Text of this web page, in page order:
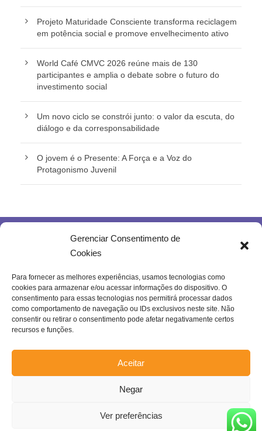
Gerenciar Consentimento de
Cookies
Para fornecer as melhores experiências, usamos tecnologias como
cookies para armazenar e/ou acessar informações do dispositivo. O
consentimento para essas tecnologias nos permitirá processar dados
como comportamento de navegação ou IDs exclusivos neste site. Não
consentir ou retirar o consentimento pode afetar negativamente certos
recursos e funções.
Aceitar
Negar
Ver preferências
Projeto Maturidade Consciente transforma reciclagem
em potência social e promove envelhecimento ativo
World Café CMVC 2026 reúne mais de 130
participantes e amplia o debate sobre o futuro do
investimento social
Um novo ciclo se constrói junto: o valor da escuta, do
diálogo e da corresponsabilidade
O jovem é o Presente: A Força e a Voz do
Protagonismo Juvenil
Rua Joventina da Rocha, 289 – Heliópolis
Belo Horizonte – MG | Brasil.
Se inscreva na nossa newsletter!
Enviar